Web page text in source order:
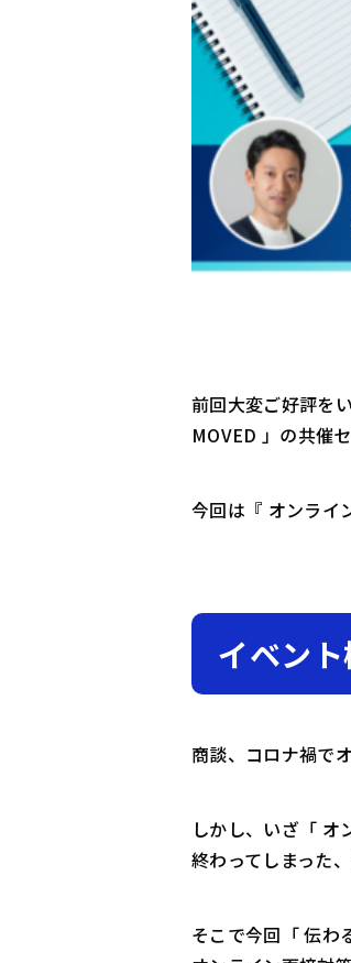
前回大変ご好評を
MOVED 」の共催セ
今回は『 オンライ
イベン
商談、コロナ禍で
しかし、いざ「
終わってしまった
そこで今回「 伝わ